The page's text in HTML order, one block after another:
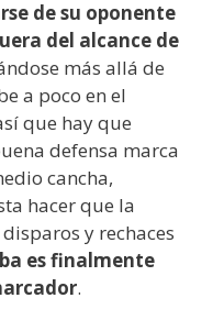
de su oponente
del alcance de
más allá de
a poco en el
que hay que
defensa marca
cancha,
hacer que la
y rechaces
es finalmente
.